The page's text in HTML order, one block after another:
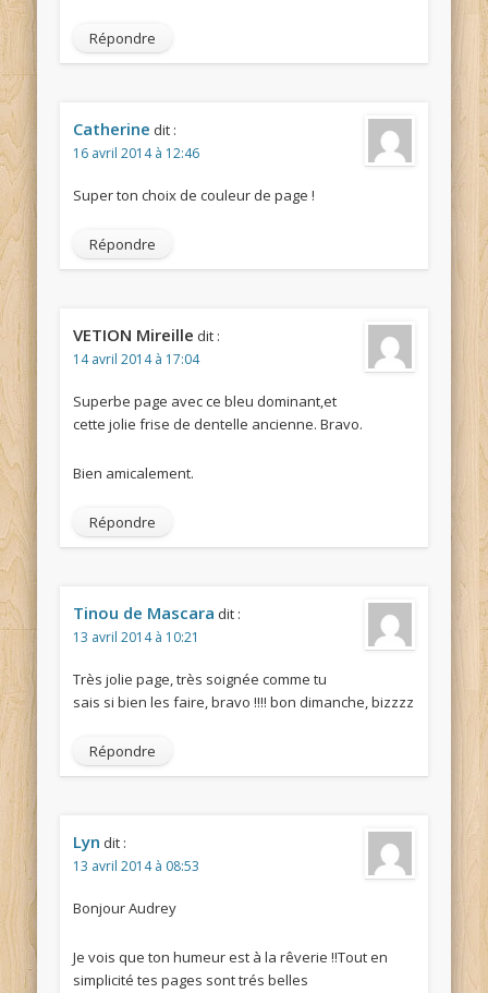
Répondre
Catherine dit :
16 avril 2014 à 12:46
Super ton choix de couleur de page !
Répondre
VETION Mireille dit :
14 avril 2014 à 17:04
Superbe page avec ce bleu dominant,et
cette jolie frise de dentelle ancienne. Bravo.
Bien amicalement.
Répondre
Tinou de Mascara dit :
13 avril 2014 à 10:21
Très jolie page, très soignée comme tu
sais si bien les faire, bravo !!!! bon dimanche, bizzzz
Répondre
Lyn dit :
13 avril 2014 à 08:53
Bonjour Audrey
Je vois que ton humeur est à la rêverie !!Tout en
simplicité tes pages sont trés belles